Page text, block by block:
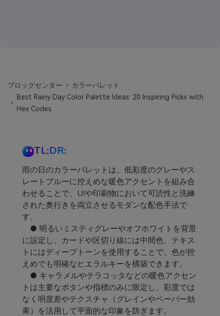
ブロッグセンター
カラーパレット
Best Rainy Day Color Palette Ideas: 20 Inspiring Picks with
Hex Codes
TL;DR:
雨の日のカラーパレットは、低彩度のグレーやス
レートブルーに控えめな暖色アクセントを組み合
わせることで、UIや印刷物において可読性と洗練
された奥行きを両立させるモダンな配色手法で
す。
● 明るいミスティグレーやオフホワイトを背景
に設定し、カードや区切り線には中間色、テキス
トにはディープトーンを使用することで、色が控
えめでも明確なヒエラルキーを構築できます。
● キャラメルやテラコッタなどの暖色アクセン
トは主要なボタンや指標のみに限定し、彩度では
なく明度差やテクスチャ（グレインやペーパー効
果）を活用して平面的な印象を防ぎます。